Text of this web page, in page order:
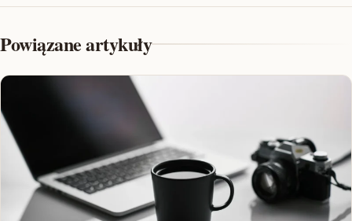
Powiązane artykuły